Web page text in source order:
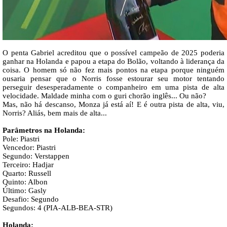
O penta Gabriel acreditou que o possível campeão de 2025 poderia
ganhar na Holanda e papou a etapa do Bolão, voltando à liderança da
coisa. O homem só não fez mais pontos na etapa porque ninguém
ousaria pensar que o Norris fosse estourar seu motor tentando
perseguir desesperadamente o companheiro em uma pista de alta
velocidade. Maldade minha com o guri chorão inglês... Ou não?
Mas, não há descanso, Monza já está aí! E é outra pista de alta, viu,
Norris? Aliás, bem mais de alta...
Parâmetros na Holanda:
Pole: Piastri
Vencedor: Piastri
Segundo: Verstappen
Terceiro: Hadjar
Quarto: Russell
Quinto: Albon
Último: Gasly
Desafio: Segundo
Segundos: 4 (PIA-ALB-BEA-STR)
Holanda: